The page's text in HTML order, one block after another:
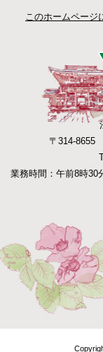
このホームページ
〒314-8655
業務時間：午前8時30